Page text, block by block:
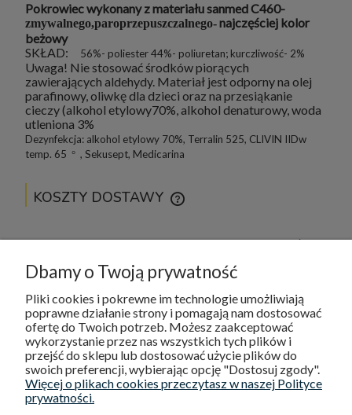
Pokrowiec wykonany z materiału sanmed C460-
zmywalnego,paroprzepuszczalnego-najczęściej kolor
beżowy
SKŁAD:
56%- poliester 44%- poliuretan; kurczliwość- 2%
Uwaga! Nie stosować środków piorących
zawierających aldehydy. Materiał jest odporny na olej
parafinowy, oliwkę dla dzieci oraz na przesiąkanie
cieczy (alkohol etylowy70%, alkohol denaturowy, woda
utleniona 3%
Dezynfekcja: alkohol etylowy 70%, Terralin 525, CLIVIN IIDw
temp. 65 ° , Sekusept, Medicarina
KOSZTY DOSTAWY
CENA NIE ZAWIERA EWENTUALNYCH KOSZTÓW
Kurier 0,00 zł
Odbiór osobisty
DOSTAWA I PŁATNOŚCI
POMOC
Dbamy o Twoją prywatność
Pliki cookies i pokrewne im technologie umożliwiają
poprawne działanie strony i pomagają nam dostosować
ofertę do Twoich potrzeb. Możesz zaakceptować
wykorzystanie przez nas wszystkich tych plików i
przejść do sklepu lub dostosować użycie plików do
swoich preferencji, wybierając opcję "Dostosuj zgody".
Więcej o plikach cookies przeczytasz w naszej Polityce
prywatności.